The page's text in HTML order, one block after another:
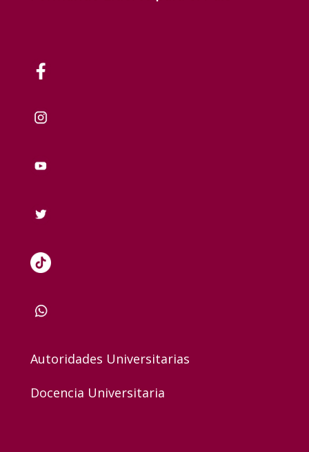
Autoridades Universitarias
Docencia Universitaria